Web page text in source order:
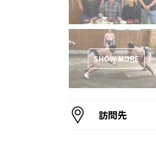
SHOW MORE
訪問先